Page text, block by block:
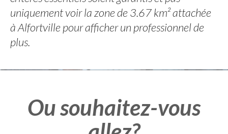
uniquement voir la zone de 3.67 km² attachée
à Alfortville pour afficher un professionnel de
plus.
Ou souhaitez-vous